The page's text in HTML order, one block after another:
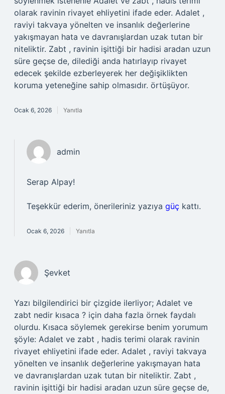
olarak ravinin rivayet ehliyetini ifade eder. Adalet ,
raviyi takvaya yönelten ve insanlık değerlerine
yakışmayan hata ve davranışlardan uzak tutan bir
niteliktir. Zabt , ravinin işittiği bir hadisi aradan uzun
süre geçse de, dilediği anda hatırlayıp rivayet
edecek şekilde ezberleyerek her değişiklikten
koruma yeteneğine sahip olmasıdır. örtüşüyor.
Ocak 6, 2026 Yanıtla
admin
Serap Alpay!
Teşekkür ederim, önerileriniz yazıya güç kattı.
Ocak 6, 2026 Yanıtla
Şevket
Yazı bilgilendirici bir çizgide ilerliyor; Adalet ve
zabt nedir kısaca ? için daha fazla örnek faydalı
olurdu. Kısaca söylemek gerekirse benim yorumum
şöyle: Adalet ve zabt , hadis terimi olarak ravinin
rivayet ehliyetini ifade eder. Adalet , raviyi takvaya
yönelten ve insanlık değerlerine yakışmayan hata
ve davranışlardan uzak tutan bir niteliktir. Zabt ,
ravinin işittiği bir hadisi aradan uzun süre geçse de,